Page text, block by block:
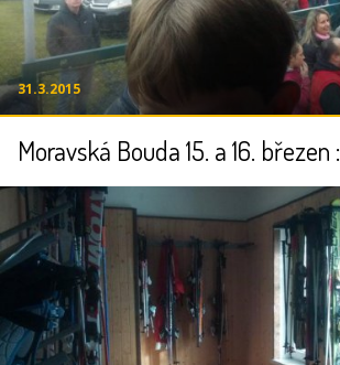
31.3.2015
Moravská Bouda 15. a 16. březen